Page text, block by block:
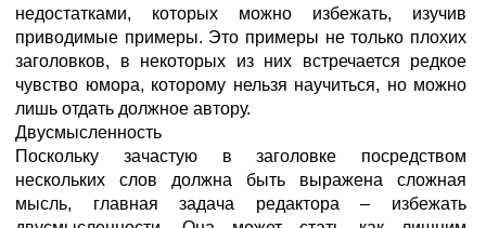
недостатками, которых можно избежать, изучив
приводимые примеры. Это примеры не только плохих
заголовков, в некоторых из них встречается редкое
чувство юмора, которому нельзя научиться, но можно
лишь отдать должное автору.
Двусмысленность
Поскольку зачастую в заголовке посредством
нескольких слов должна быть выражена сложная
мысль, главная задача редактора – избежать